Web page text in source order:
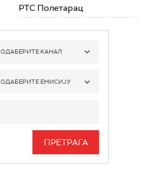
РТС Полетарац
ОДАБЕРИТЕ КАНАЛ
РТС 1
РТС 3
ОДАБЕРИТЕ ЕМИСИЈУ
ИНФО